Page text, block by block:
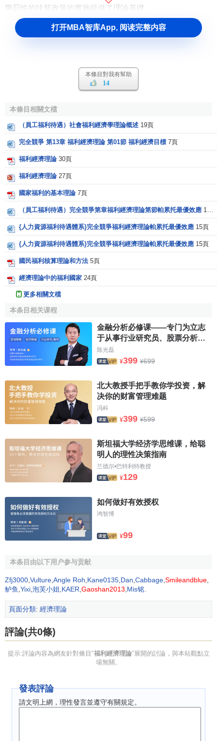
懲罰性的扶貧政策的實施提供了理論基礎。
英國資產階級經濟學家李嘉圖 (D.Ricardo)以
馬爾薩斯的
“人口論”為依據，論述了工人的貧困問題。他認為，勞動市場
工資降低。李嘉圖實際上把工人的貧困歸罪於工人自身。“濟
貧法……同立法者的善良願望相反，它不是改進窮人的狀
使富者貧”[1]。
法國資產階級經濟學家
由調節、自由競爭能使個人得到最大的滿足，社會不可能產
生全面的經濟危機和失業，所有希望工作的人都能得到工
是個人不努力的結果，它應由個人而不是由社會(經濟制度)負
責。
綜上可見，這一時期的經濟學家們實際上認為，低工資
來源於勞動的過度供給，失業是勞動力要素要價過高的結
應該學會控制其數量的增長，自己對自身的狀況負責。因
此，這些建立在個人主義、功利主義
想使社會對於貧困、失業的責任逐步讓位於社會對於貧困人
的壓制。正因為如此，1843年英國通過了新“濟貧法”。該法
案採用了更加嚴厲的法則，規定依靠救濟的人必須接受更加
苛刻的條件。建立在否定社會保障功能思想基礎之上的
福利制度的變遷，使貧困的失業者有待救濟的迫切性更加與
新的“濟貧法”救濟的局限性產生著矛盾。這種矛盾不僅說明瞭
當時的 社會福利制度需要重新安排，而且說明瞭否定社會保
障功能的思想不能適應工業化發展的要求。
2、提倡國家福利的福利經濟思想
19世紀70年代以後，隨著社會化大生產而出現的失業問
題，給資本統治以巨大的威脅，工人階級的貧困化及由此產
生的工人運動的高漲，迫使資產階級開始考慮社會福利問
有：
德國官房學派 (財政學者)尤斯蒂(J.Justi)最早提出了“
”的思想，主張通過國家的行政權力
歷史學派的直接先驅 李斯特(F.List)從民族利益出發，主
張國家干預 ，由政府採取保護主義的政策來促進
增加，增進國民的福利。李斯特關於國家干預主義的思想既
為現代“福利國家”論的理論來源。
布歇(P.Buchez)、布倫坦諾(L.J.Brentano)等強調發揮國家的
法令和建立國營企業等措施來實行自上而下的改良，為整個
社會謀利益，負起文明和福利的職責。他們關於由國家來實
施社會福利的思想，概括起來主要包括以下內容：國家的職
是直接干預和控制經濟生活；國家的法令、法規、法律決定
寡老人救濟等法令，實行河流、森林、礦產、鐵路和
生產事業的國有化，限制土地私有制，改善公共衛生，改革
打开MBA智库App, 阅读完整内容
本條目對我有幫助
14
本條目相關文檔
（員工福利待遇）社會福利經濟學理論概述 19頁
完全競爭 第13章 福利經濟理論 第01節 福利經濟目標 7頁
福利經濟理論 30頁
福利經濟理論 27頁
國家福利的基本理論 7頁
（員工福利待遇）完全競爭第章福利經濟理論第節帕累托最優效應 15頁
{人力資源福利待遇體系}完全競爭福利經濟理論帕累托最優效應 15頁
{人力資源福利待遇體系}完全競爭福利經濟理論帕累托最優效應 15頁
國民福利核算理論和方法 5頁
經濟理論中的福利國家 24頁
更多相關文檔
本条目相关课程
金融分析必修课——专门为立志
于从事行业研究员、股票分析
师、基金经理的你打造
陈光磊
¥399 ¥699
北大教授手把手教你学投资，解
决你的财富管理难题
冯科
¥399 ¥599
斯坦福大学经济学思维课，给聪
明人的理性决策指南
兰德尔•巴特利特教授
¥129
如何做好有效授权
鸿智博
¥99
本条目由以下用户参与贡献
Zfj3000 Vulture Angle Roh Kane0135 Dan Cabbage Smileandblue
鲈鱼 Yixi 泡芙小姐 KAER Gaoshan2013 Mis铭
頁面分類: 經濟理論
評論(共0條)
提示:評論內容為網友針對條目"福利經濟理論"展開的討論，與本站觀點立
場無關。
發表評論
請文明上網，理性發言並遵守有關規定。